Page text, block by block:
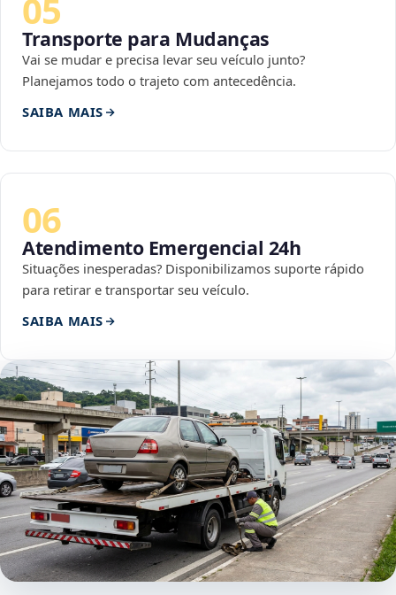
05
Transporte para Mudanças
Vai se mudar e precisa levar seu veículo junto?
Planejamos todo o trajeto com antecedência.
SAIBA MAIS
06
Atendimento Emergencial 24h
Situações inesperadas? Disponibilizamos suporte rápido
para retirar e transportar seu veículo.
SAIBA MAIS